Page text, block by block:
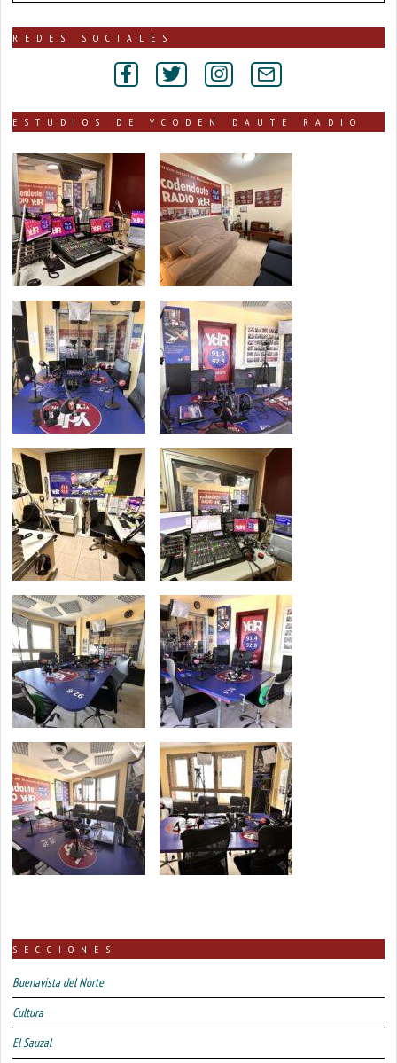
publicadas
REDES SOCIALES
ESTUDIOS DE YCODEN DAUTE RADIO
SECCIONES
Buenavista del Norte
Cultura
El Sauzal